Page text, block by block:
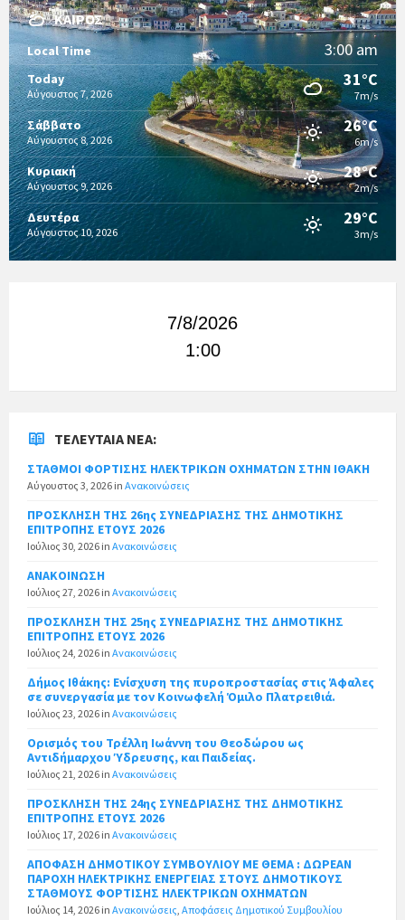
ΚΑΙΡΌΣ
Local Time 3:00 am
Today
Αύγουστος 7, 2026
31°C
7m/s
Σάββατο
Αύγουστος 8, 2026
26°C
6m/s
Κυριακή
Αύγουστος 9, 2026
28°C
2m/s
Δευτέρα
Αύγουστος 10, 2026
29°C
3m/s
7/8/2026
1:00
ΤΕΛΕΥΤΑΊΑ ΝΈΑ:
ΣΤΑΘΜΟΙ ΦΟΡΤΙΣΗΣ ΗΛΕΚΤΡΙΚΩΝ ΟΧΗΜΑΤΩΝ ΣΤΗΝ ΙΘΑΚΗ
Αύγουστος 3, 2026 in Ανακοινώσεις
ΠΡΟΣΚΛΗΣΗ ΤΗΣ 26ης ΣΥΝΕΔΡΙΑΣΗΣ ΤΗΣ ΔΗΜΟΤΙΚΗΣ
ΕΠΙΤΡΟΠΗΣ ΕΤΟΥΣ 2026
Ιούλιος 30, 2026 in Ανακοινώσεις
ΑΝΑΚΟΙΝΩΣΗ
Ιούλιος 27, 2026 in Ανακοινώσεις
ΠΡΟΣΚΛΗΣΗ ΤΗΣ 25ης ΣΥΝΕΔΡΙΑΣΗΣ ΤΗΣ ΔΗΜΟΤΙΚΗΣ
ΕΠΙΤΡΟΠΗΣ ΕΤΟΥΣ 2026
Ιούλιος 24, 2026 in Ανακοινώσεις
Δήμος Ιθάκης: Ενίσχυση της πυροπροστασίας στις Άφαλες
σε συνεργασία με τον Κοινωφελή Όμιλο Πλατρειθιά.
Ιούλιος 23, 2026 in Ανακοινώσεις
Ορισμός του Τρέλλη Ιωάννη του Θεοδώρου ως
Αντιδήμαρχου Ύδρευσης, και Παιδείας.
Ιούλιος 21, 2026 in Ανακοινώσεις
ΠΡΟΣΚΛΗΣΗ ΤΗΣ 24ης ΣΥΝΕΔΡΙΑΣΗΣ ΤΗΣ ΔΗΜΟΤΙΚΗΣ
ΕΠΙΤΡΟΠΗΣ ΕΤΟΥΣ 2026
Ιούλιος 17, 2026 in Ανακοινώσεις
ΑΠΟΦΑΣΗ ΔΗΜΟΤΙΚΟΥ ΣΥΜΒΟΥΛΙΟΥ ΜΕ ΘΕΜΑ : ΔΩΡΕΑΝ
ΠΑΡΟΧΗ ΗΛΕΚΤΡΙΚΗΣ ΕΝΕΡΓΕΙΑΣ ΣΤΟΥΣ ΔΗΜΟΤΙΚΟΥΣ
ΣΤΑΘΜΟΥΣ ΦΟΡΤΙΣΗΣ ΗΛΕΚΤΡΙΚΩΝ ΟΧΗΜΑΤΩΝ
Ιούλιος 14, 2026 in Ανακοινώσεις, Αποφάσεις Δημοτικού Συμβουλίου